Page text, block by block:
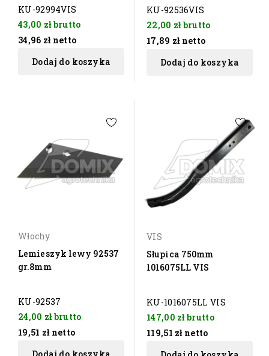
KU-92994VIS
43,00 złbrutto
34,96 zł netto
Dodaj do koszyka
KU-92536VIS
22,00 złbrutto
17,89 zł netto
Dodaj do koszyka
Włochy
Lemieszyk lewy 92537
gr.8mm
KU-92537
24,00 złbrutto
19,51 zł netto
VIS
Słupica 750mm
1016075LL VIS
KU-1016075LL VIS
147,00 złbrutto
119,51 zł netto